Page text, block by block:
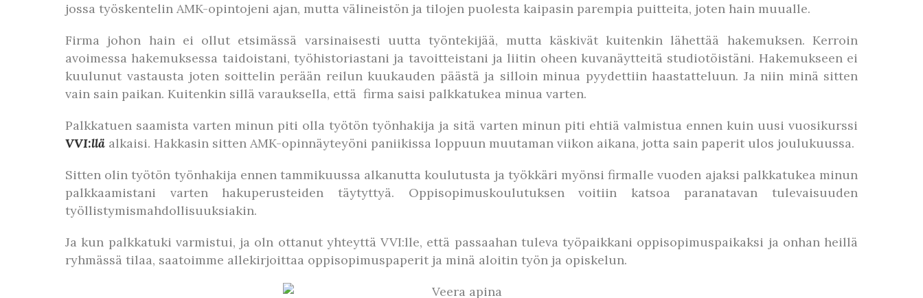
jossa työskentelin AMK-opintojeni ajan, mutta välineistön ja tilojen puolesta kaipasin parempia puitteita, joten hain muualle.
Firma johon hain ei ollut etsimässä varsinaisesti uutta työntekijää, mutta käskivät kuitenkin lähettää hakemuksen. Kerroin
avoimessa hakemuksessa taidoistani, työhistoriastani ja tavoitteistani ja liitin oheen kuvanäytteitä studiotöistäni. Hakemukseen ei
kuulunut vastausta joten soittelin perään reilun kuukauden päästä ja silloin minua pyydettiin haastatteluun. Ja niin minä sitten
vain sain paikan. Kuitenkin sillä varauksella, että firma saisi palkkatukea minua varten.
Palkkatuen saamista varten minun piti olla työtön työnhakija ja sitä varten minun piti ehtiä valmistua ennen kuin uusi vuosikurssi
VVI:llä alkaisi. Hakkasin sitten AMK-opinnäyteyöni paniikissa loppuun muutaman viikon aikana, jotta sain paperit ulos joulukuussa.
Sitten olin työtön työnhakija ennen tammikuussa alkanutta koulutusta ja työkkäri myönsi firmalle vuoden ajaksi palkkatukea minun
palkkaamistani varten hakuperusteiden täytyttyä. Oppisopimuskoulutuksen voitiin katsoa paranatavan tulevaisuuden
työllistymismahdollisuuksiakin.
Ja kun palkkatuki varmistui, ja oln ottanut yhteyttä VVI:lle, että passaahan tuleva työpaikkani oppisopimuspaikaksi ja onhan heillä
ryhmässä tilaa, saatoimme allekirjoittaa oppisopimuspaperit ja minä aloitin työn ja opiskelun.